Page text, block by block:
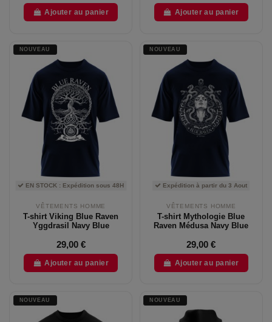
Ajouter au panier Ajouter au panier
NOUVEAU
EN STOCK : Expédition sous 48H
VÊTEMENTS HOMME
T-shirt Viking Blue Raven
Yggdrasil Navy Blue
29,00 €
Ajouter au panier
NOUVEAU
Expédition à partir du 3 Aout
VÊTEMENTS HOMME
T-shirt Mythologie Blue
Raven Médusa Navy Blue
29,00 €
Ajouter au panier
NOUVEAU NOUVEAU